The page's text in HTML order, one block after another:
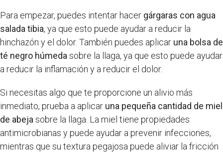
Para empezar, puedes intentar hacer gárgaras con agua
salada tibia, ya que esto puede ayudar a reducir la
hinchazón y el dolor. También puedes aplicar una bolsa de
té negro húmeda sobre la llaga, ya que esto puede ayudar
a reducir la inflamación y a reducir el dolor.
Si necesitas algo que te proporcione un alivio más
inmediato, prueba a aplicar una pequeña cantidad de miel
de abeja sobre la llaga. La miel tiene propiedades
antimicrobianas y puede ayudar a prevenir infecciones,
mientras que su textura pegajosa puede aliviar la fricción